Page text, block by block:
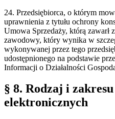
24. Przedsiębiorca, o którym
uprawnienia z tytułu ochrony
Umowa Sprzedaży, którą zawarł
zawodowy, który wynika w
wykonywanej przez tego
udostępnionego na podstawie
Informacji o Działalności
§ 8. Rodzaj i zakresu
elektronicznych